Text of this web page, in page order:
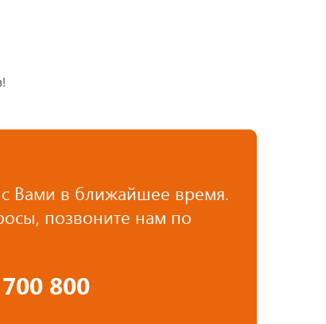
Вами в ближайшее время.
позвоните нам по
800